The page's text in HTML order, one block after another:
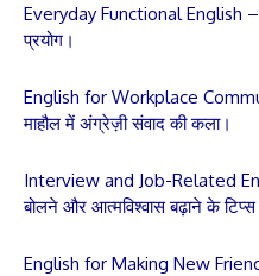
Everyday Functional English –
प्रयोग।
English for Workplace
माहौल में अंग्रेज़ी संवाद की कला।
Interview and Job-Related
बोलने और आत्मविश्वास बढ़ाने के
English for Making New